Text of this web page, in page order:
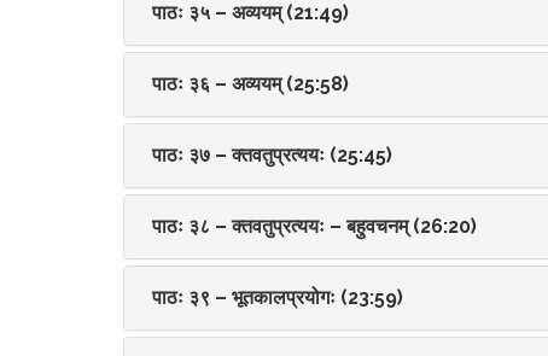
पाठः ३५ – अव्ययम् (21:49)
पाठः ३६ – अव्ययम् (25:58)
पाठः ३७ – क्तवतुप्रत्ययः (25:45)
पाठः ३८ – क्तवतुप्रत्ययः – बहुवचनम् (26:20)
पाठः ३९ – भूतकालप्रयोगः (23:59)